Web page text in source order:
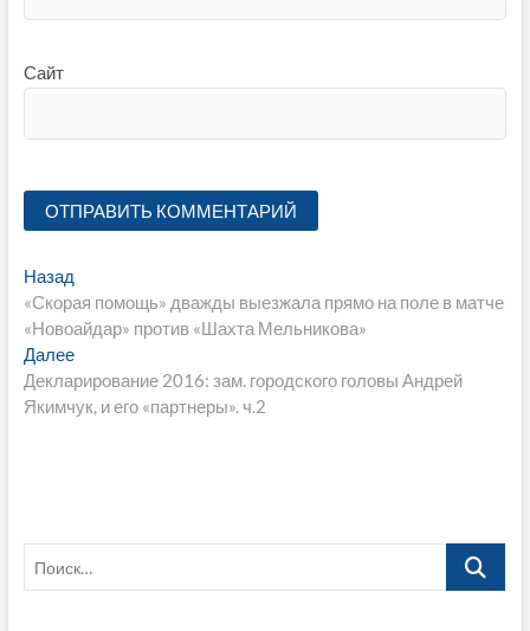
Сайт
Навигация
по
записям
НазадПредыдущая
запись:
«Скорая помощь» дважды выезжала прямо на поле в матче
«Новоайдар» против «Шахта Мельникова»
ДалееСледующая
запись:
Декларирование 2016: зам. городского головы Андрей
Якимчук, и его «партнеры». ч.2
Поиск…